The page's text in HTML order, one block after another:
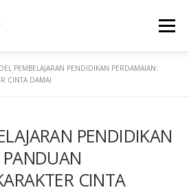
Menu
LAYANAN
TERBITAN BARU
PEMBELAJARAN PENDIDIKAN PERDAMAIAN:
CINTA DAMAI
PENDIDIKAN
CINTA